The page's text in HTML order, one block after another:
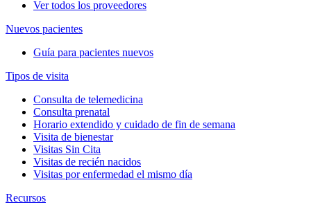
Ver todos los proveedores
Nuevos pacientes
Guía para pacientes nuevos
Tipos de visita
Consulta de telemedicina
Consulta prenatal
Horario extendido y cuidado de fin de semana
Visita de bienestar
Visitas Sin Cita
Visitas de recién nacidos
Visitas por enfermedad el mismo día
Recursos